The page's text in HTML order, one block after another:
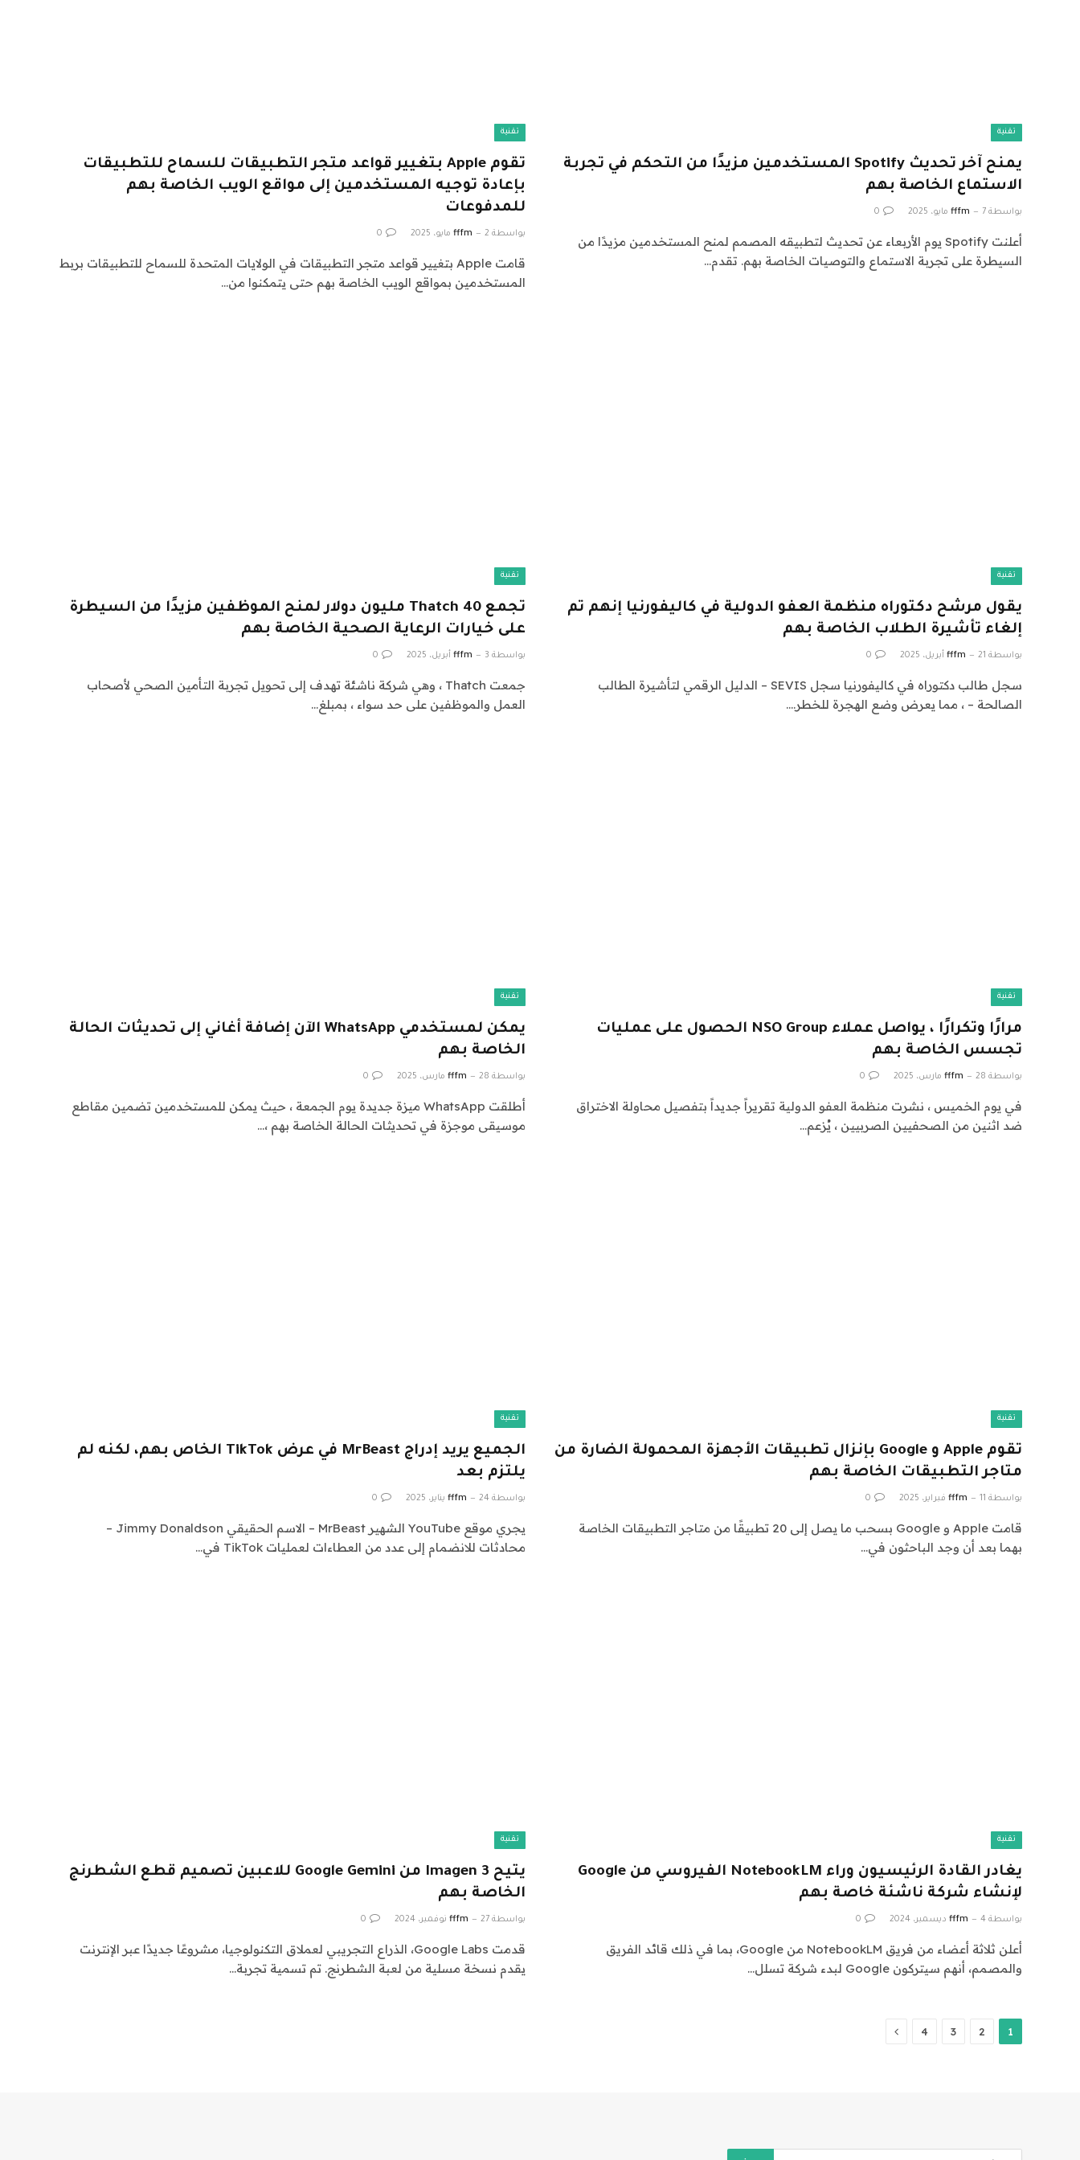
تقنية
يمنح آخر تحديث Spotify المستخدمين مزيدًا من التحكم في تجربة
الاستماع الخاصة بهم
بواسطة fffm 7 مايو، 2025 0
أعلنت Spotify يوم الأربعاء عن تحديث لتطبيقه المصمم لمنح المستخدمين مزيدًا من
السيطرة على تجربة الاستماع والتوصيات الخاصة بهم. تقدم…
تقنية
تقوم Apple بتغيير قواعد متجر التطبيقات للسماح للتطبيقات
بإعادة توجيه المستخدمين إلى مواقع الويب الخاصة بهم
للمدفوعات
بواسطة fffm 2 مايو، 2025 0
قامت Apple بتغيير قواعد متجر التطبيقات في الولايات المتحدة للسماح للتطبيقات بربط
المستخدمين بمواقع الويب الخاصة بهم حتى يتمكنوا من…
تقنية
يقول مرشح دكتوراه منظمة العفو الدولية في كاليفورنيا إنهم تم
إلغاء تأشيرة الطلاب الخاصة بهم
بواسطة fffm 21 أبريل، 2025 0
سجل طالب دكتوراه في كاليفورنيا سجل SEVIS – الدليل الرقمي لتأشيرة الطالب
الصالحة – ، مما يعرض وضع الهجرة للخطر.…
تقنية
تجمع Thatch 40 مليون دولار لمنح الموظفين مزيدًا من السيطرة
على خيارات الرعاية الصحية الخاصة بهم
بواسطة fffm 3 أبريل، 2025 0
جمعت Thatch ، وهي شركة ناشئة تهدف إلى تحويل تجربة التأمين الصحي لأصحاب
العمل والموظفين على حد سواء ، بمبلغ…
تقنية
مرارًا وتكرارًا ، يواصل عملاء NSO Group الحصول على عمليات
تجسس الخاصة بهم
بواسطة fffm 28 مارس، 2025 0
في يوم الخميس ، نشرت منظمة العفو الدولية تقريراً جديداً بتفصيل محاولة الاختراق
ضد اثنين من الصحفيين الصربيين ، يُزعم…
تقنية
يمكن لمستخدمي WhatsApp الآن إضافة أغاني إلى تحديثات الحالة
الخاصة بهم
بواسطة fffm 28 مارس، 2025 0
أطلقت WhatsApp ميزة جديدة يوم الجمعة ، حيث يمكن للمستخدمين تضمين مقاطع
موسيقى موجزة في تحديثات الحالة الخاصة بهم ،…
تقنية
تقوم Apple و Google بإنزال تطبيقات الأجهزة المحمولة الضارة من
متاجر التطبيقات الخاصة بهم
بواسطة fffm 11 فبراير، 2025 0
قامت Apple و Google بسحب ما يصل إلى 20 تطبيقًا من متاجر التطبيقات الخاصة
بهما بعد أن وجد الباحثون في…
تقنية
الجميع يريد إدراج MrBeast في عرض TikTok الخاص بهم، لكنه لم
يلتزم بعد
بواسطة fffm 24 يناير، 2025 0
يجري موقع YouTube الشهير MrBeast – الاسم الحقيقي Jimmy Donaldson –
محادثات للانضمام إلى عدد من العطاءات لعمليات TikTok في…
تقنية
يغادر القادة الرئيسيون وراء NotebookLM الفيروسي من Google
لإنشاء شركة ناشئة خاصة بهم
بواسطة fffm 4 ديسمبر، 2024 0
أعلن ثلاثة أعضاء من فريق NotebookLM من Google، بما في ذلك قائد الفريق
والمصمم، أنهم سيتركون Google لبدء شركة تسلل…
تقنية
يتيح Imagen 3 من Google Gemini للاعبين تصميم قطع الشطرنج
الخاصة بهم
بواسطة fffm 27 نوفمبر، 2024 0
قدمت Google Labs، الذراع التجريبي لعملاق التكنولوجيا، مشروعًا جديدًا عبر الإنترنت
يقدم نسخة مسلية من لعبة الشطرنج. تم تسمية تجربة…
1
2
3
4 التالي